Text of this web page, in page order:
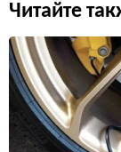
Читайте